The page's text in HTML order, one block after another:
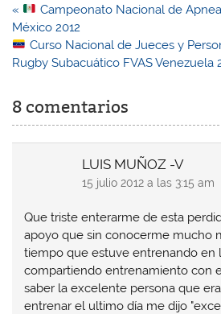
Navegación
de
entradas
«
Campeonato Nacional de
México 2012
Curso Nacional de Jueces y
Rugby Subacuático FVAS Venezuela
8 comentarios
LUIS MUÑOZ -V
15 julio 2012 a las 3:15 am
Que triste enterarme de esta
apoyo que sin conocerme mucho
tiempo que estuve entrenando en
compartiendo entrenamiento con
saber la excelente persona que
entrenar el ultimo día me dijo